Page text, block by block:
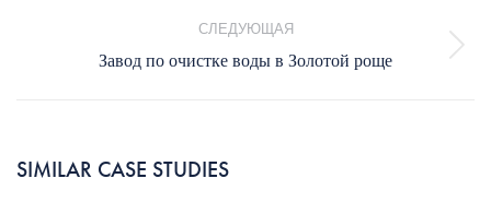
СЛЕДУЮЩАЯ
Следующая
запись:
Завод по очистке воды в Золотой роще
SIMILAR CASE STUDIES